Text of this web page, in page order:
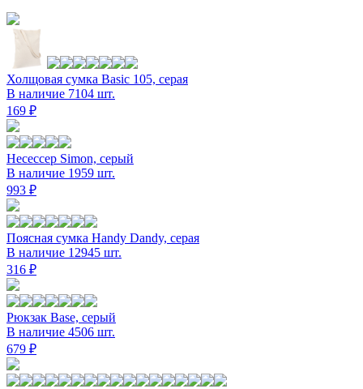
Холщовая сумка Basic 105, серая
В наличие 7104 шт.
169 ₽
Несессер Simon, серый
В наличие 1959 шт.
993 ₽
Поясная сумка Handy Dandy, серая
В наличие 12945 шт.
316 ₽
Рюкзак Base, серый
В наличие 4506 шт.
679 ₽